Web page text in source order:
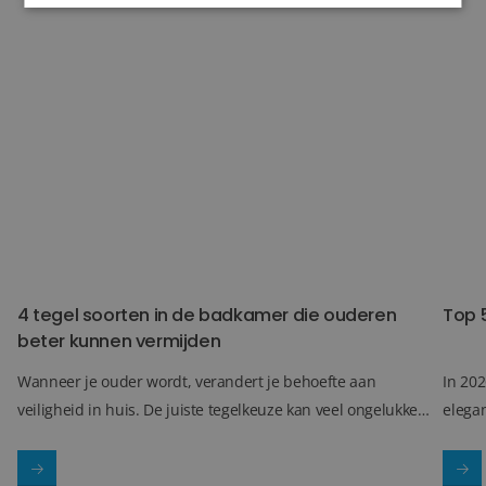
4 tegel soorten in de badkamer die ouderen
beter kunnen vermijden
Wanneer je ouder wordt, verandert je behoefte aan
veiligheid in huis. De juiste tegelkeuze kan veel ongelukken
vijf tegelsoorten die ouderen beter kunnen vermijden in de
Top
In